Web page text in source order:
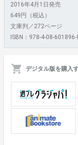
2016年4月1日発売
649円（税込）
文庫判／272ページ
ISBN：978-4-08-601896-
デジタル版を購入